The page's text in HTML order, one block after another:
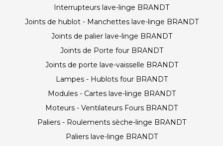
Interrupteurs lave-linge BRANDT
Joints de hublot - Manchettes lave-linge BRANDT
Joints de palier lave-linge BRANDT
Joints de Porte four BRANDT
Joints de porte lave-vaisselle BRANDT
Lampes - Hublots four BRANDT
Modules - Cartes lave-linge BRANDT
Moteurs - Ventilateurs Fours BRANDT
Paliers - Roulements sèche-linge BRANDT
Paliers lave-linge BRANDT